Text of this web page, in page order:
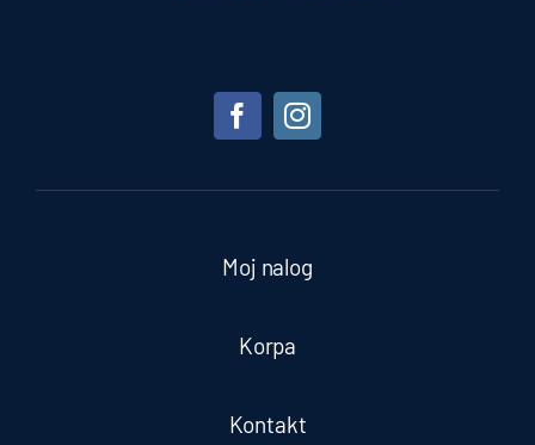
Moj nalog
Korpa
Kontakt